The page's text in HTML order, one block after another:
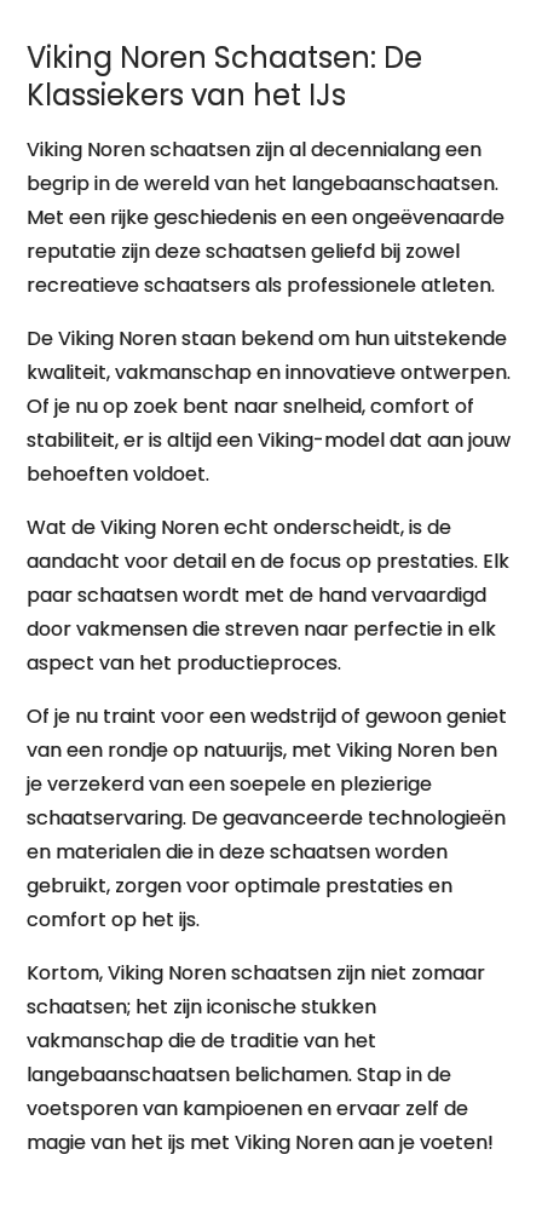
Viking Noren Schaatsen: De
Klassiekers van het IJs
Viking Noren schaatsen zijn al decennialang een
begrip in de wereld van het langebaanschaatsen.
Met een rijke geschiedenis en een ongeëvenaarde
reputatie zijn deze schaatsen geliefd bij zowel
recreatieve schaatsers als professionele atleten.
De Viking Noren staan bekend om hun uitstekende
kwaliteit, vakmanschap en innovatieve ontwerpen.
Of je nu op zoek bent naar snelheid, comfort of
stabiliteit, er is altijd een Viking-model dat aan jouw
behoeften voldoet.
Wat de Viking Noren echt onderscheidt, is de
aandacht voor detail en de focus op prestaties. Elk
paar schaatsen wordt met de hand vervaardigd
door vakmensen die streven naar perfectie in elk
aspect van het productieproces.
Of je nu traint voor een wedstrijd of gewoon geniet
van een rondje op natuurijs, met Viking Noren ben
je verzekerd van een soepele en plezierige
schaatservaring. De geavanceerde technologieën
en materialen die in deze schaatsen worden
gebruikt, zorgen voor optimale prestaties en
comfort op het ijs.
Kortom, Viking Noren schaatsen zijn niet zomaar
schaatsen; het zijn iconische stukken
vakmanschap die de traditie van het
langebaanschaatsen belichamen. Stap in de
voetsporen van kampioenen en ervaar zelf de
magie van het ijs met Viking Noren aan je voeten!